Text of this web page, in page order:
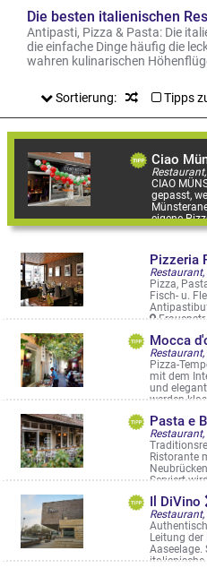
Die besten italienischen
Antipasti, Pizza & Pasta: Die
die einfache Dinge häufig die
wahren kulinarischen
Sortierung: Tipps
Ciao
CIAO
gepasst,
eigene
Hammer
Pizzeria
Pizza,
Fisch- u.
Mocca
Pizza-
mit dem
und
werden
Pasta e
Ristorante
Serviert
Il DiVino
Leitung
Aaseelage.
italienische